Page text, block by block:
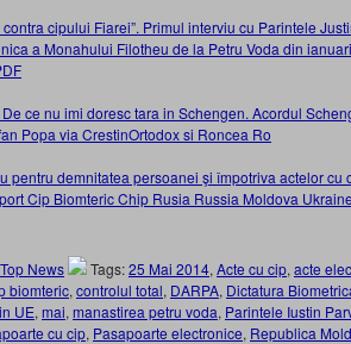
cipului Fiarei”. Primul interviu cu Parintele
a Monahului Filotheu de la Petru Voda din
ce nu imi doresc tara in Schengen. Acordul
Popa via CrestinOrtodox si Roncea Ro
pentru demnitatea persoanei şi împotriva actelor cu
Top News Tags:25 Mai 2014, Acte cu cip, acte
biomteric, controlul total, DARPA, Dictatura
UE, mai, manastirea petru voda, Parintele Iustin
cu cip, Pasapoarte electronice, Republica